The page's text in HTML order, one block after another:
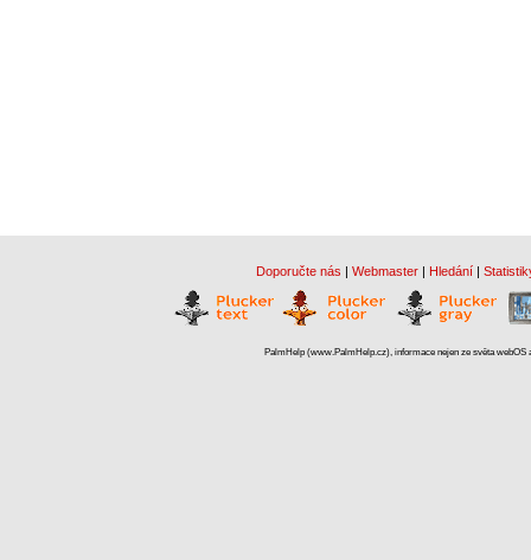
Doporučte nás | Webmaster | Hledání |
PalmHelp (www.PalmHelp.cz), informace nejen ze světa